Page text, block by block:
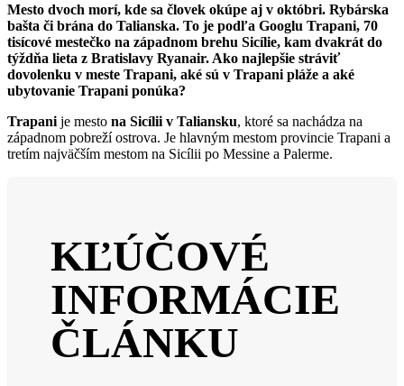
Mesto dvoch morí, kde sa človek okúpe aj v októbri. Rybárska
bašta či brána do Talianska. To je podľa Googlu Trapani, 70
tisícové mestečko na západnom brehu Sicílie, kam dvakrát do
týždňa lieta z Bratislavy Ryanair. Ako najlepšie stráviť
dovolenku v meste Trapani, aké sú v Trapani pláže a aké
ubytovanie Trapani ponúka?
Trapani je mesto na Sicílii v Taliansku, ktoré sa nachádza na
západnom pobreží ostrova. Je hlavným mestom provincie Trapani a
tretím najväčším mestom na Sicílii po Messine a Palerme.
KĽÚČOVÉ
INFORMÁCIE
ČLÁNKU